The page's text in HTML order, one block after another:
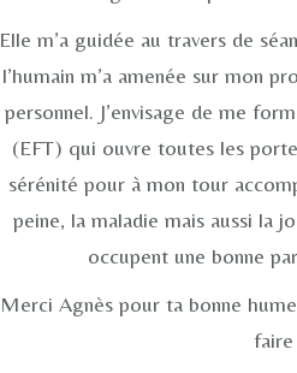
Elle m’a guidée au travers de
l’humain m’a amenée sur mon
personnel. J’envisage de me
(EFT) qui ouvre toutes les
sérénité pour à mon tour
peine, la maladie mais aussi la
occupent une bonne
Merci Agnès pour ta bonne